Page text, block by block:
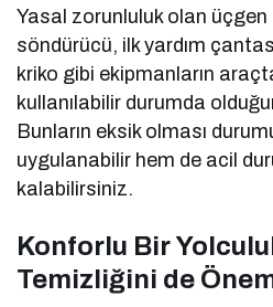
Yasal zorunluluk olan üçgen
söndürücü, ilk yardım
kriko gibi ekipmanların
kullanılabilir durumda
Bunların eksik olması
uygulanabilir hem de acil
kalabilirsiniz.
Konforlu Bir
Temizliğini de